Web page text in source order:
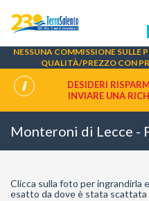
NESSUNA COMMISSIONE
QUALITÀ/PREZZO CON
DESIDERI
INVIARE UNA
Monteroni di Lecce -
Clicca sulla foto per ingrandirla
esatto da dove è stata scattata